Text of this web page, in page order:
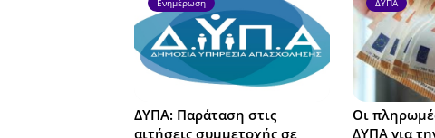
ΔΥΠΑ: Παράταση στις
αιτήσεις συμμετοχής σε
Οι
ΔΥΠΑ για